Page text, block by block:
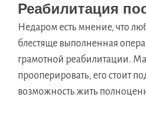
Реабилитация
Недаром есть мнение, что
блестяще выполненная
грамотной реабилитации.
прооперировать, его стоит
возможность жить